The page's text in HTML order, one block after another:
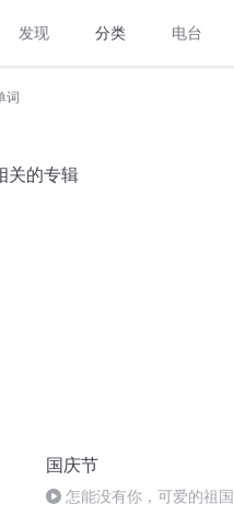
发现 分类 电台
词
关的专辑
国庆节
怎能没有你，可爱的祖国